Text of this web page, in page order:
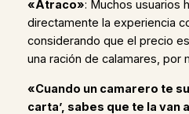
«Atraco»: Muchos usuarios
directamente la experiencia
considerando que el precio
una ración de calamares, por
«Cuando un camarero te
carta’, sabes que te la van